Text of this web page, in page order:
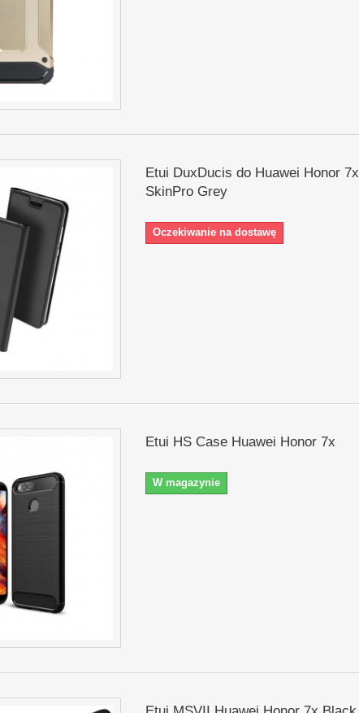
Etui DuxDucis do Huawei Honor 7x
SkinPro Grey
Oczekiwanie na dostawę
Etui HS Case Huawei Honor 7x
W magazynie